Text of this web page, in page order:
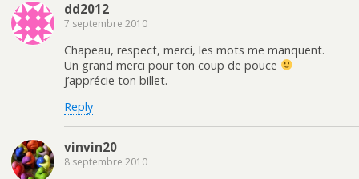
dd2012
7 septembre 2010
Chapeau, respect, merci, les mots me manquent.
Un grand merci pour ton coup de pouce
j’apprécie ton billet.
Reply
vinvin20
8 septembre 2010